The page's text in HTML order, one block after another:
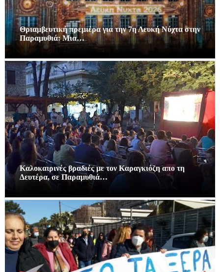
Θριαμβευτική πρεμιέρα για την 7η Λευκή Νύχτα στην
Παραμυθιά: Μια…
Καλοκαιρινές βραδιές με τον Καραγκιόζη απο τη
Δευτέρα, σε Παραμυθιά…